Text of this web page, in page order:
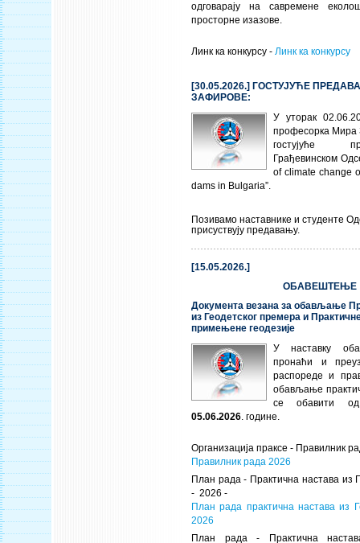
одговарају на савремене
просторне изазове.
Линк ка конкурсу - Линк ка конкурсу
[30.05.2026.] ГОСТУЈУЋЕ
ЗАФИРОВЕ:
У уторак
професорка
гостујуће
Грађевинском
of climate change
dams in Bulgaria”.
Позивамо наставнике и студенте
присуствују предавању.
[15.05.2026.]
ОБАВЕШТЕЊЕ
Документа везана за обављање
из Геодетског премера и
примењене геодезије
У наставку
пронаћи и
распореде и
обављање
се обавити
05.06.2026. године.
Организација праксе - Правилник
Правилник рада 2026
План рада - Практична настава из
- 2026 -
План рада практична настава из
2026
План рада - Практична